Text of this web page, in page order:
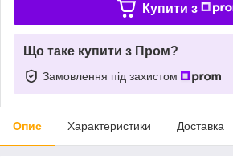
Купити з
Що таке купити з Пром?
Замовлення під захистом
Опис Характеристики Доставка